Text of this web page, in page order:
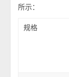
所示：
规格